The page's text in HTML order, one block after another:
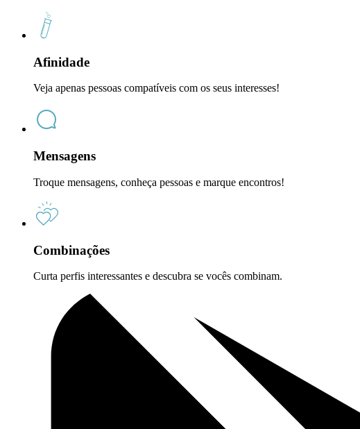
Afinidade
Veja apenas pessoas compatíveis com os seus interesses!
Mensagens
Troque mensagens, conheça pessoas e marque encontros!
Combinações
Curta perfis interessantes e descubra se vocês combinam.